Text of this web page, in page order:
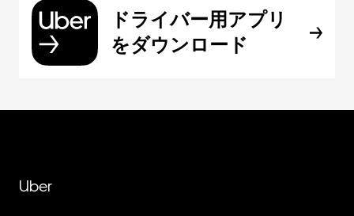
ドライバー用アプリ
をダウンロード
Uber